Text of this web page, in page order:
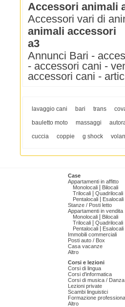
Accessori animali
Accessori vari di
animali accessori
a3
Annunci Bari -
- accessori cani -
accessori cani -
lavaggio cani bari trans
bauletto moto
massaggi
cuccia
coppie g shock
Case
Appartamenti in affitto
Monolocali
Bilocali
Trilocali
Quadrilocali
Pentalocali
Esalocali
Stanze / Posti letto
Appartamenti in vendita
Monolocali
Bilocali
Trilocali
Quadrilocali
Pentalocali
Esalocali
Immobili commerciali
Posti auto / Box
Casa vacanze
Altro
Corsi e lezioni
Corsi di lingua
Corsi d'informatica
Corsi di musica /
Lezioni private
Scambi linguistici
Formazione
Altro